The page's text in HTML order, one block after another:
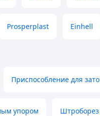
Prosperplast Einhell
Приспособление для
упором